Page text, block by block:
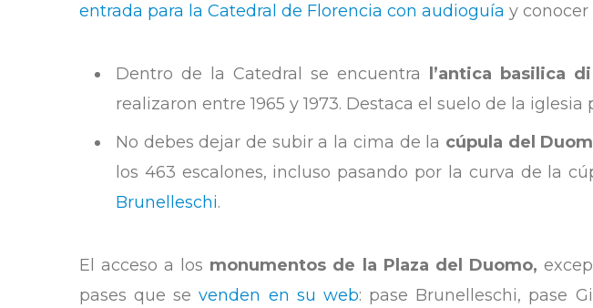
entrada para la Catedral de Florencia con audioguía y
Dentro de la Catedral se encuentra l’antica basilica
realizaron entre 1965 y 1973. Destaca el suelo de la
No debes dejar de subir a la cima de la cúpula del
los 463 escalones, incluso pasando por la curva de la
Brunelleschi.
El acceso a los monumentos de la Plaza del Duomo,
pases que sevenden en su web: pase Brunelleschi, pase